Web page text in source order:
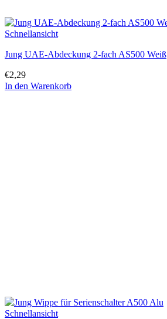
Schnellansicht
Jung UAE-Abdeckung 2-fach AS500 Weiß
€2,29
In den Warenkorb
Schnellansicht